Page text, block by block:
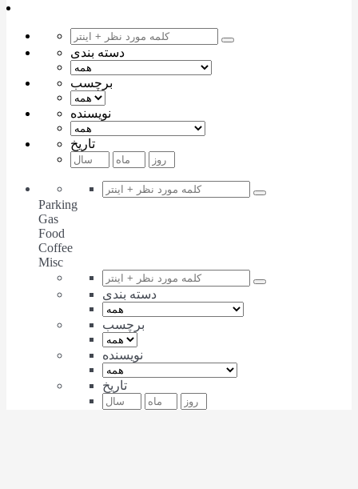
دسته بندی
برچسب
نویسنده
تاریخ
Parking
Gas
Food
Coffee
Misc
دسته بندی
برچسب
نویسنده
تاریخ